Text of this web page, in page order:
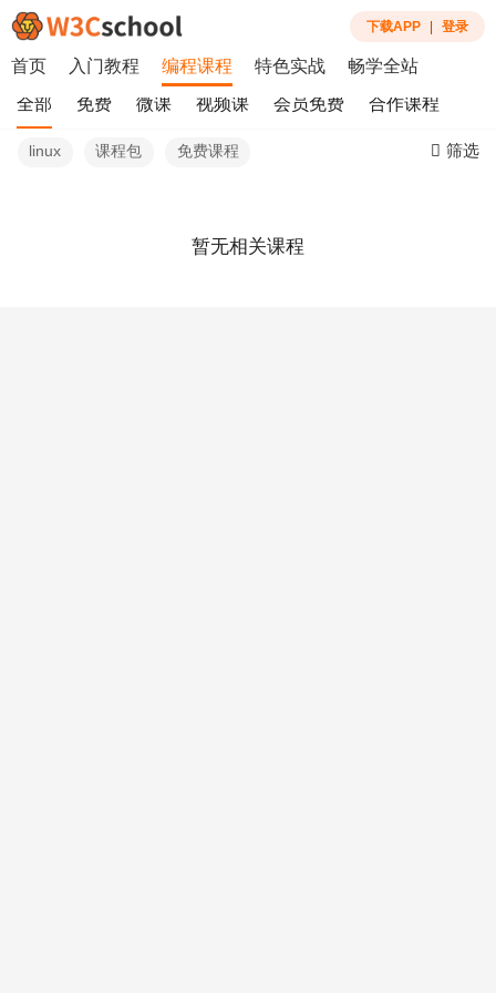
下载APP 登录
首页 入门教程 编程课程 特色实战 畅学全站
全部 免费 微课 视频课 会员免费 合作课程
linux 课程包 免费课程 筛选
暂无相关课程